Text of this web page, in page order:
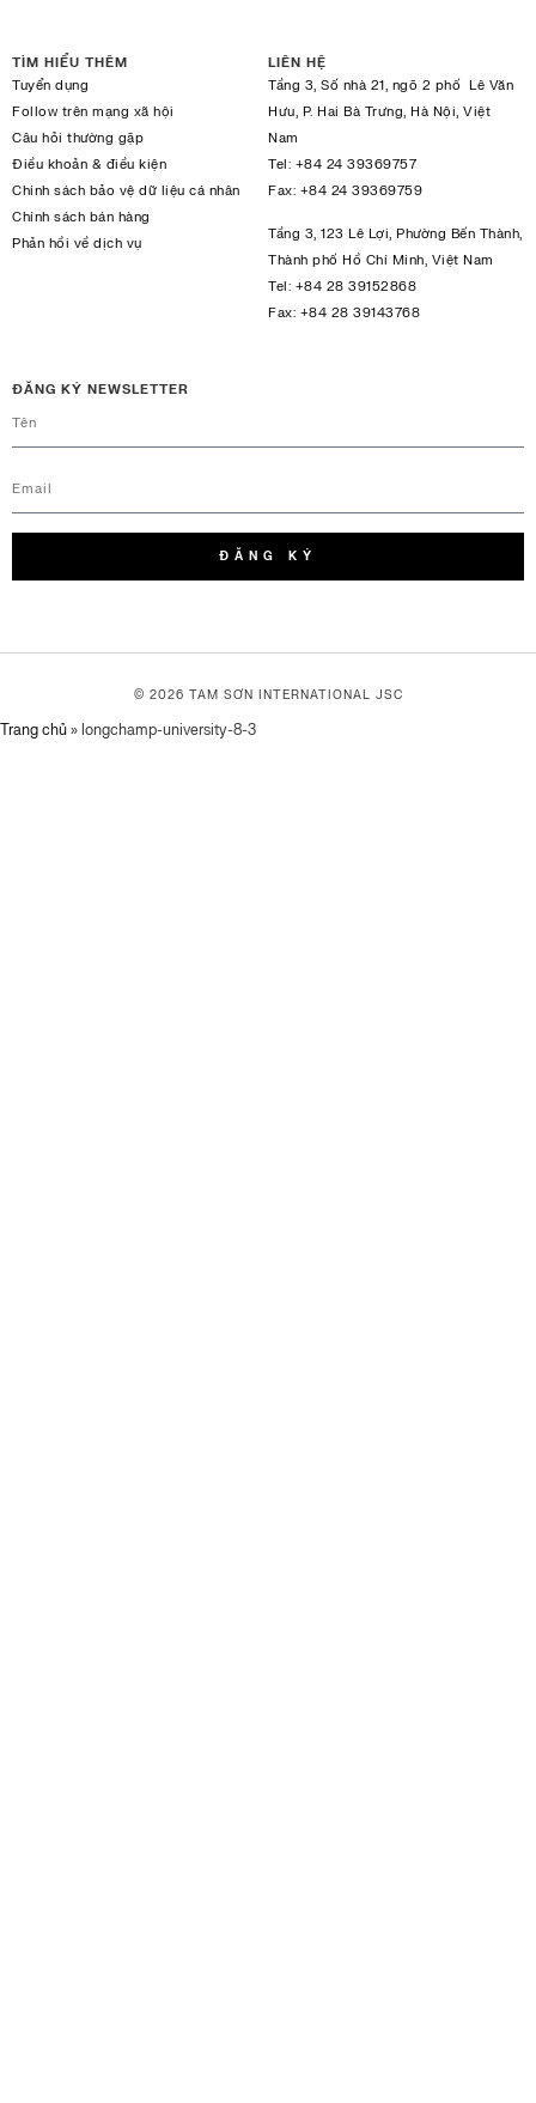
TÌM HIỂU THÊM
Tuyển dụng
Follow trên mạng xã hội
Câu hỏi thường gặp
Điều khoản & điều kiện
Chính sách bảo vệ dữ liệu cá nhân
Chính sách bán hàng
Phản hồi về dịch vụ
LIÊN HỆ
Tầng 3, Số nhà 21, ngõ 2 phố Lê Văn
Hưu, P. Hai Bà Trưng, Hà Nội, Việt
Nam
Tel: +84 24 39369757
Fax: +84 24 39369759
Tầng 3, 123 Lê Lợi, Phường Bến Thành,
Thành phố Hồ Chí Minh, Việt Nam
Tel: +84 28 39152868
Fax: +84 28 39143768
ĐĂNG KÝ NEWSLETTER
ĐĂNG KÝ
© 2026 TAM SƠN INTERNATIONAL JSC
Trang chủ» longchamp-university-8-3